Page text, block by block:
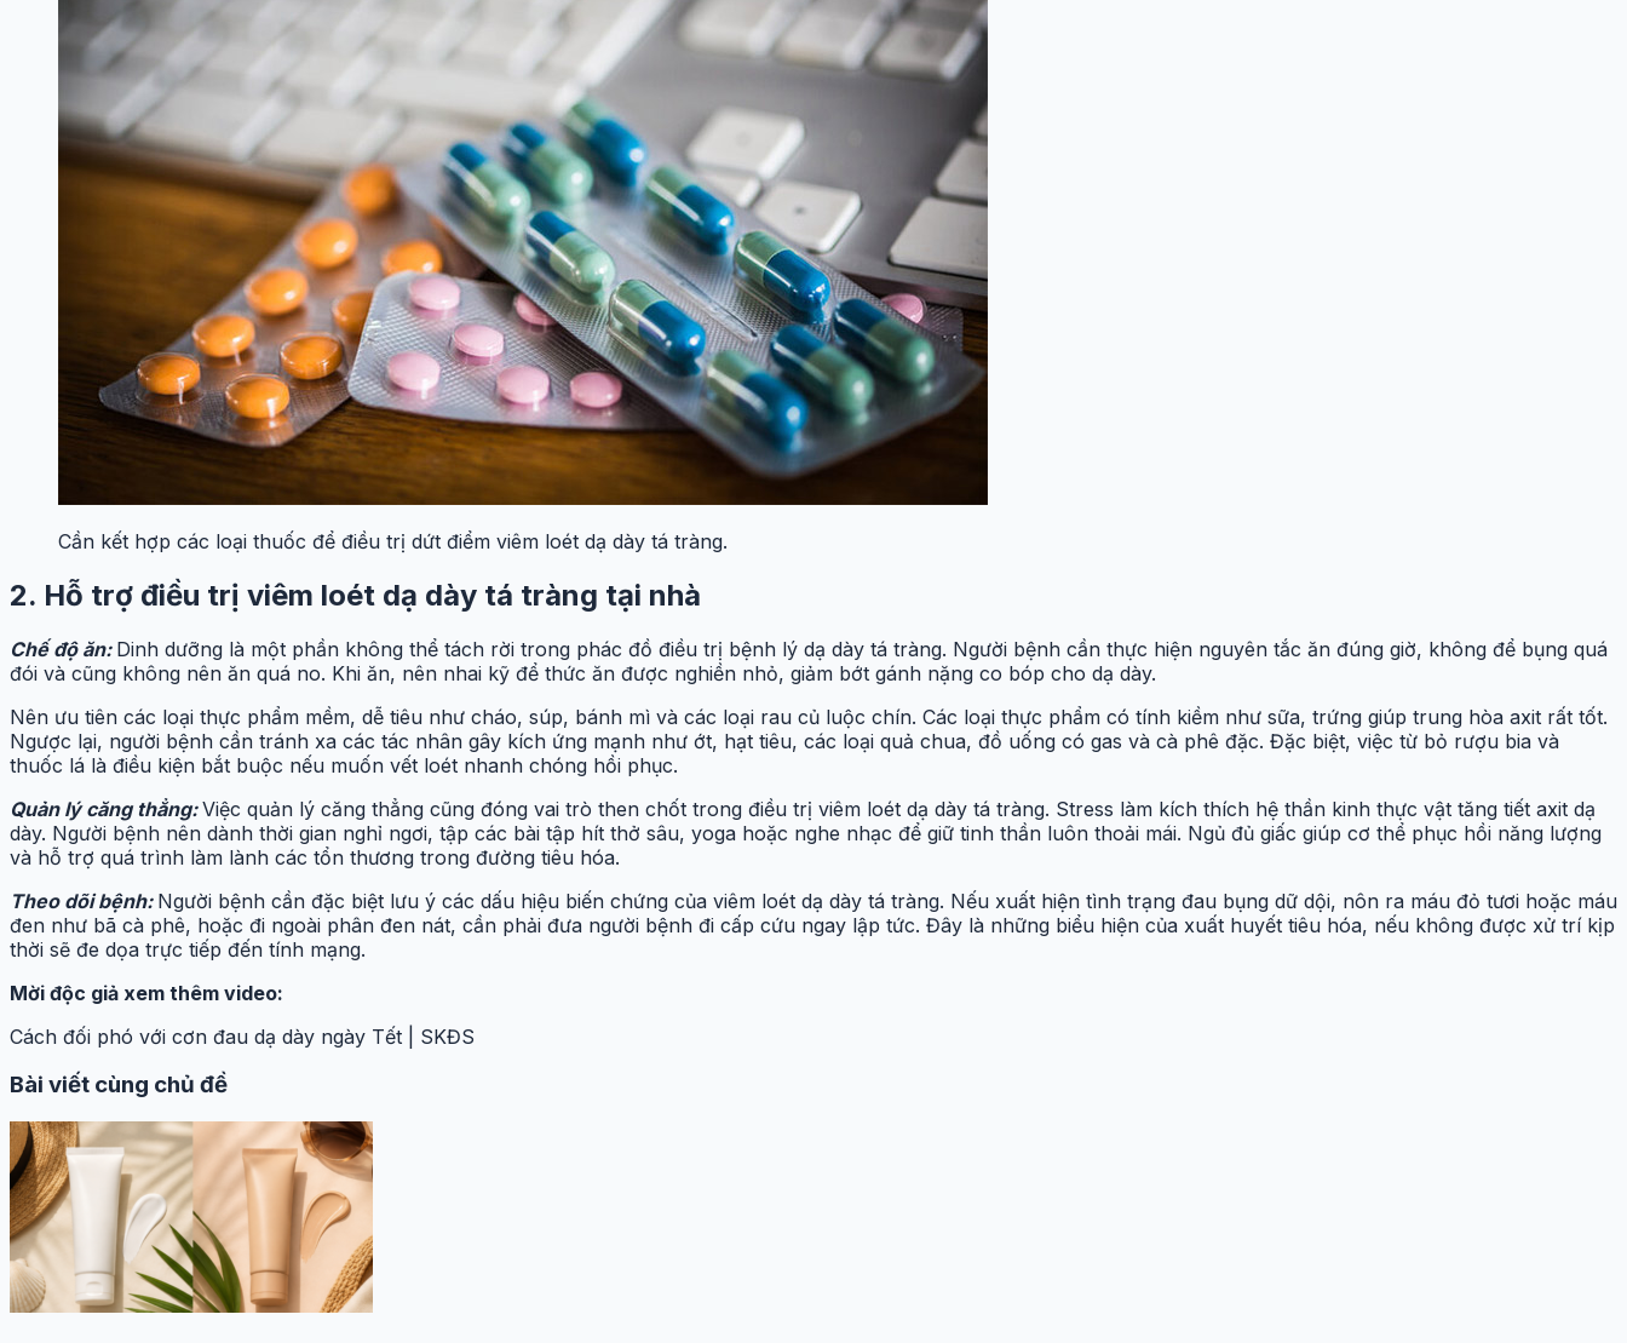
Cần kết hợp các loại thuốc để điều trị dứt điểm viêm loét dạ dày tá tràng.
2. Hỗ trợ điều trị viêm loét dạ dày tá tràng tại nhà
Chế độ ăn: Dinh dưỡng là một phần không thể tách rời trong phác đồ điều trị bệnh lý dạ dày tá tràng. Người bệnh cần thực hiện nguyên tắc ăn đúng giờ, không để bụng quá
đói và cũng không nên ăn quá no. Khi ăn, nên nhai kỹ để thức ăn được nghiền nhỏ, giảm bớt gánh nặng co bóp cho dạ dày.
Nên ưu tiên các loại thực phẩm mềm, dễ tiêu như cháo, súp, bánh mì và các loại rau củ luộc chín. Các loại thực phẩm có tính kiềm như sữa, trứng giúp trung hòa axit rất tốt.
Ngược lại, người bệnh cần tránh xa các tác nhân gây kích ứng mạnh như ớt, hạt tiêu, các loại quả chua, đồ uống có gas và cà phê đặc. Đặc biệt, việc từ bỏ rượu bia và
thuốc lá là điều kiện bắt buộc nếu muốn vết loét nhanh chóng hồi phục.
Quản lý căng thẳng:Việc quản lý căng thẳng cũng đóng vai trò then chốt trong điều trị viêm loét dạ dày tá tràng. Stress làm kích thích hệ thần kinh thực vật tăng tiết axit dạ
dày. Người bệnh nên dành thời gian nghỉ ngơi, tập các bài tập hít thở sâu, yoga hoặc nghe nhạc để giữ tinh thần luôn thoải mái. Ngủ đủ giấc giúp cơ thể phục hồi năng lượng
và hỗ trợ quá trình làm lành các tổn thương trong đường tiêu hóa.
Theo dõi bệnh: Người bệnh cần đặc biệt lưu ý các dấu hiệu biến chứng của viêm loét dạ dày tá tràng. Nếu xuất hiện tình trạng đau bụng dữ dội, nôn ra máu đỏ tươi hoặc máu
đen như bã cà phê, hoặc đi ngoài phân đen nát, cần phải đưa người bệnh đi cấp cứu ngay lập tức. Đây là những biểu hiện của xuất huyết tiêu hóa, nếu không được xử trí kịp
thời sẽ đe dọa trực tiếp đến tính mạng.
Mời độc giả xem thêm video:
Cách đối phó với cơn đau dạ dày ngày Tết | SKĐS
Bài viết cùng chủ đề